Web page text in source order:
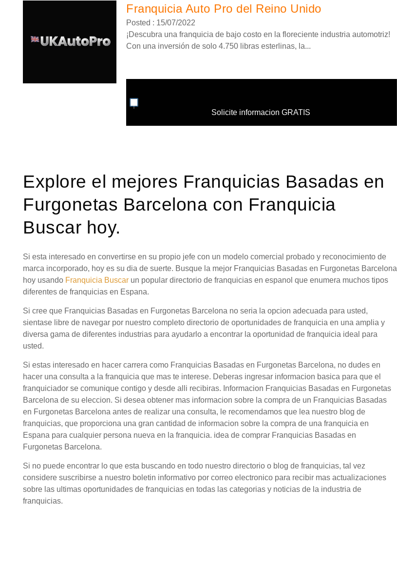
Franquicia Auto Pro del Reino Unido
Posted : 15/07/2022
¡Descubra una franquicia de bajo costo en la floreciente industria automotriz!
Con una inversión de solo 4.750 libras esterlinas, la...
Solicite informacion GRATIS
Explore el mejores Franquicias Basadas en
Furgonetas Barcelona con Franquicia
Buscar hoy.
Si esta interesado en convertirse en su propio jefe con un modelo comercial probado y reconocimiento de
marca incorporado, hoy es su dia de suerte. Busque la mejor Franquicias Basadas en Furgonetas Barcelona
hoy usando Franquicia Buscar un popular directorio de franquicias en espanol que enumera muchos tipos
diferentes de franquicias en Espana.
Si cree que Franquicias Basadas en Furgonetas Barcelona no seria la opcion adecuada para usted,
sientase libre de navegar por nuestro completo directorio de oportunidades de franquicia en una amplia y
diversa gama de diferentes industrias para ayudarlo a encontrar la oportunidad de franquicia ideal para
usted.
Si estas interesado en hacer carrera como Franquicias Basadas en Furgonetas Barcelona, no dudes en
hacer una consulta a la franquicia que mas te interese. Deberas ingresar informacion basica para que el
franquiciador se comunique contigo y desde alli recibiras. Informacion Franquicias Basadas en Furgonetas
Barcelona de su eleccion. Si desea obtener mas informacion sobre la compra de un Franquicias Basadas
en Furgonetas Barcelona antes de realizar una consulta, le recomendamos que lea nuestro blog de
franquicias, que proporciona una gran cantidad de informacion sobre la compra de una franquicia en
Espana para cualquier persona nueva en la franquicia. idea de comprar Franquicias Basadas en
Furgonetas Barcelona.
Si no puede encontrar lo que esta buscando en todo nuestro directorio o blog de franquicias, tal vez
considere suscribirse a nuestro boletin informativo por correo electronico para recibir mas actualizaciones
sobre las ultimas oportunidades de franquicias en todas las categorias y noticias de la industria de
franquicias.